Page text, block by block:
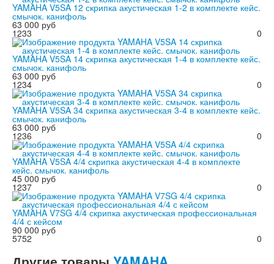
YAMAHA V5SA 12 скрипка акустическая 1-2 в комплекте кейс.
смычок. канифоль
63 000 руб
0
1233
YAMAHA V5SA 14 скрипка акустическая 1-4 в комплекте кейс.
смычок. канифоль
63 000 руб
0
1234
YAMAHA V5SA 34 скрипка акустическая 3-4 в комплекте кейс.
смычок. канифоль
63 000 руб
0
1236
YAMAHA V5SA 4/4 скрипка акустическая 4-4 в комплекте
кейс. смычок. канифоль
45 000 руб
0
1237
YAMAHA V7SG 4/4 скрипка акустическая профессиональная
4/4 с кейсом
90 000 руб
0
5752